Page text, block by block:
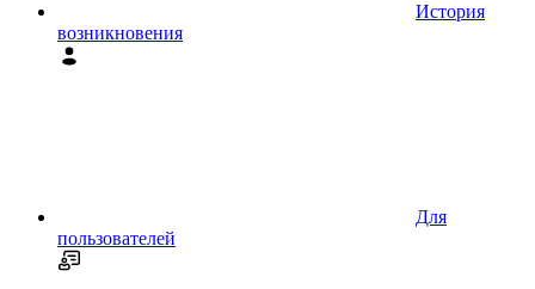
История
возникновения
Для
пользователей